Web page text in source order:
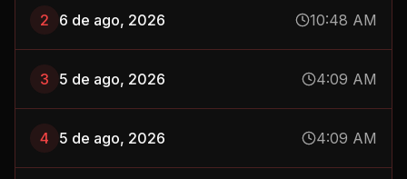
2 6 de ago, 2026 10:48 AM
3 5 de ago, 2026 4:09 AM
4 5 de ago, 2026 4:09 AM